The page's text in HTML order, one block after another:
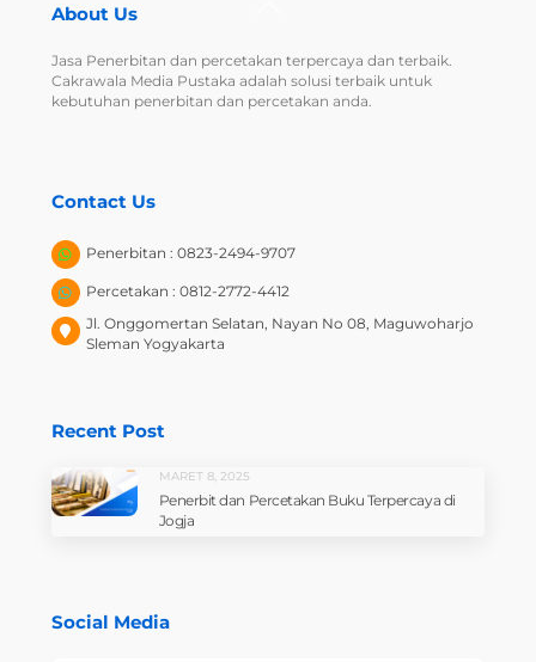
About Us
Jasa Penerbitan dan percetakan terpercaya dan terbaik.
Cakrawala Media Pustaka adalah solusi terbaik untuk
kebutuhan penerbitan dan percetakan anda.
Contact Us
Penerbitan : 0823-2494-9707
Percetakan : 0812-2772-4412
Jl. Onggomertan Selatan, Nayan No 08, Maguwoharjo
Sleman Yogyakarta
Recent Post
MARET 8, 2025
Penerbit dan Percetakan Buku Terpercaya di
Jogja
Social Media